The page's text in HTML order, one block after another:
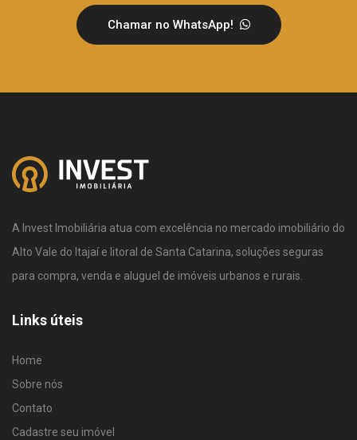
Chamar no WhatsApp!
A Invest Imobiliária atua com excelência no mercado imobiliário do
Alto Vale do Itajaí e litoral de Santa Catarina, soluções seguras
para compra, venda e aluguel de imóveis urbanos e rurais.
Links úteis
Home
Sobre nós
Contato
Cadastre seu imóvel